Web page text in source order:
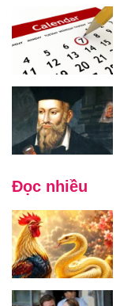
Đọc nhiều